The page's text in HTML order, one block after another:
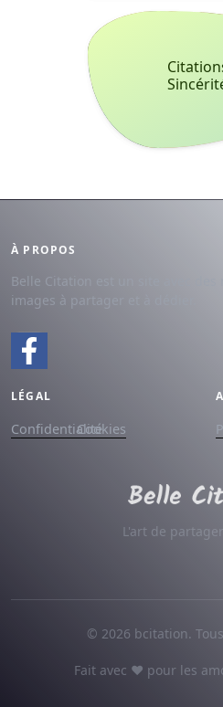
À PROPOS
Belle Citation est un site avec
images à partager et à dédier.
LÉGAL
ConfidentialitéCookies
L'art de partager
© 2026 bcitation.
Fait avec ♥ pour les